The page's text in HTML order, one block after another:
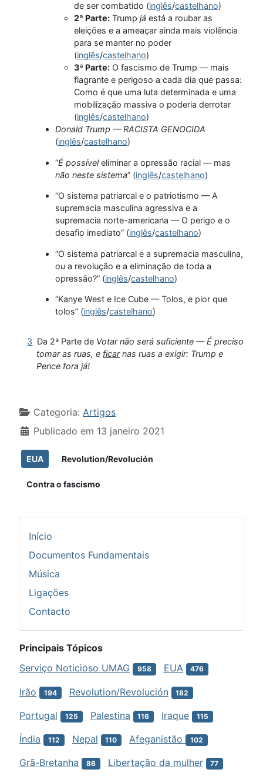
de ser combatido (inglês/castelhano)
2ª Parte: Trumpjá está a roubar as
eleições e a ameaçar ainda mais violência
para se manter no poder
(inglês/castelhano)
3ª Parte: O fascismo de Trump — mais
flagrante e perigoso a cada dia que passa:
Como é que uma luta determinada e uma
mobilização massiva o poderia derrotar
(inglês/castelhano)
Donald Trump — RACISTA GENOCIDA
(inglês/castelhano)
“É possíveleliminar a opressão racial — mas
não neste sistema” (inglês/castelhano)
“O sistema patriarcal e o patriotismo — A
supremacia masculina agressiva e a
supremacia norte-americana — O perigo e o
desafio imediato” (inglês/castelhano)
“O sistema patriarcal e a supremacia masculina,
ou a revolução e a eliminação de toda a
opressão?” (inglês/castelhano)
“Kanye West e Ice Cube — Tolos, e pior que
tolos” (inglês/castelhano)
3 Da 2ª Parte de Votar não será suficiente — É preciso
tomar as ruas, e ficarnas ruas a exigir: Trump e
Pence fora já!
Detalhes
Categoria: Artigos
Publicado em 13 janeiro 2021
EUA Revolution/Revolución
Contra o fascismo
Início
Documentos Fundamentais
Música
Ligações
Contacto
Principais Tópicos
Serviço Noticioso UMAG
958 EUA 476
Irão 194 Revolution/Revolución 182
Portugal 125 Palestina 116 Iraque 115
Índia 112 Nepal 110 Afeganistão 102
Grã-Bretanha 86 Libertação da mulher 77